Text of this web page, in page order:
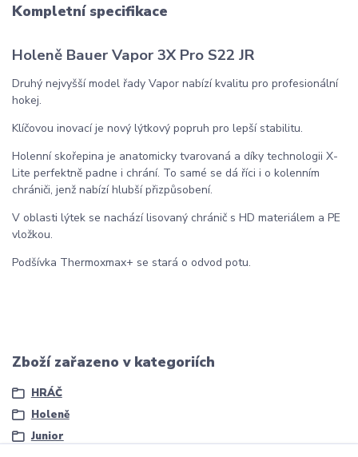
Kompletní specifikace
Holeně Bauer Vapor 3X Pro S22 JR
Druhý nejvyšší model řady Vapor nabízí kvalitu pro profesionální
hokej.
Klíčovou inovací je nový lýtkový popruh pro lepší stabilitu.
Holenní skořepina je anatomicky tvarovaná a díky technologii X-
Lite perfektně padne i chrání. To samé se dá říci i o kolenním
chrániči, jenž nabízí hlubší přizpůsobení.
V oblasti lýtek se nachází lisovaný chránič s HD materiálem a PE
vložkou.
Podšívka Thermoxmax+ se stará o odvod potu.
Zboží zařazeno v kategoriích
HRÁČ
Holeně
Junior